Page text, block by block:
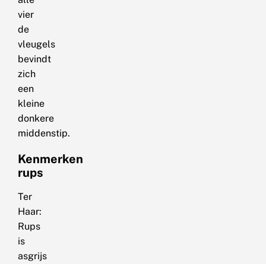
vier
de
vleugels
bevindt
zich
een
kleine
donkere
middenstip.
Kenmerken
rups
Ter
Haar:
Rups
is
asgrijs